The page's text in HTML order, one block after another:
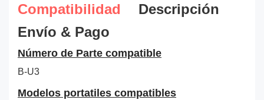
Compatibilidad
Descripción
Envío & Pago
Número de Parte compatible
B-U3
Modelos portatiles compatibles